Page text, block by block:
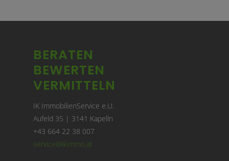
BERATEN
BEWERTEN
VERMITTELN
IK ImmobilienService e.U.
Aufeld 35 | 3141 Kapelln
+43 664 22 38 007
service@ikimmo.at